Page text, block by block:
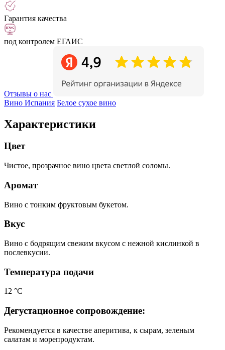
Гарантия качества
под контролем ЕГАИС
Отзывы о нас
Вино Испания Белое сухое вино
Характеристики
Цвет
Чистое, прозрачное вино цвета светлой соломы.
Аромат
Вино с тонким фруктовым букетом.
Вкус
Вино с бодрящим свежим вкусом с нежной кислинкой в
послевкусии.
Температура подачи
12 °С
Дегустационное сопровождение:
Рекомендуется в качестве аперитива, к сырам, зеленым
салатам и морепродуктам.